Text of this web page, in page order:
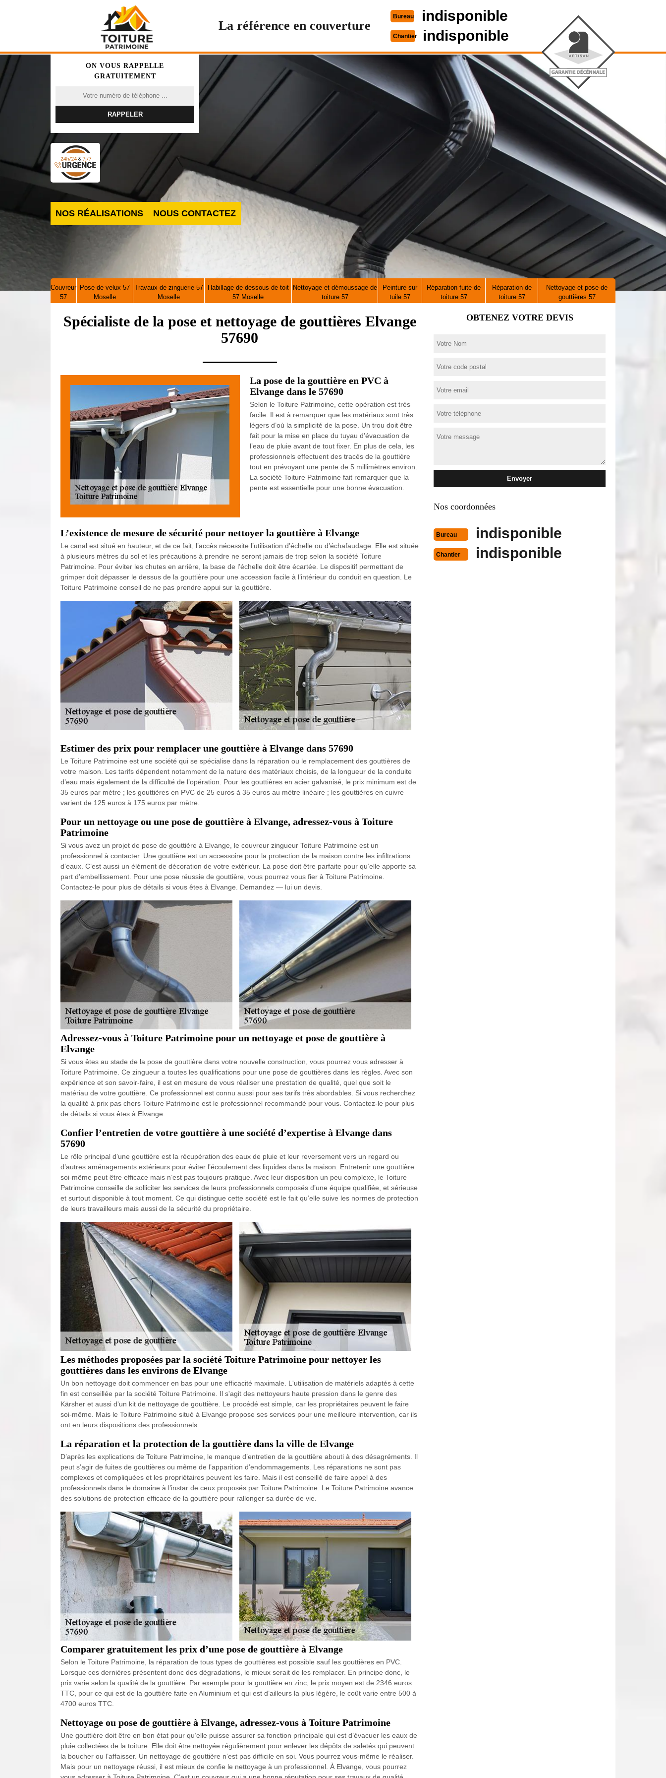
La référence en couverture
Bureau indisponible
Chantier indisponible
ON VOUS RAPPELLE
GRATUITEMENT
NOS RÉALISATIONS NOUS CONTACTEZ
Couvreur
57
Pose de velux 57
Moselle
Travaux de zinguerie 57
Moselle
Habillage de dessous de toit
57 Moselle
Nettoyage et démoussage de
toiture 57
Peinture sur
tuile 57
Réparation fuite de
toiture 57
Réparation de
toiture 57
Nettoyage et pose de
gouttières 57
Spécialiste de la pose et nettoyage de gouttières Elvange
57690
La pose de la gouttière en PVC à
Elvange dans le 57690
Selon le Toiture Patrimoine, cette opération est très
facile. Il est à remarquer que les matériaux sont très
légers d’où la simplicité de la pose. Un trou doit être
fait pour la mise en place du tuyau d’évacuation de
l’eau de pluie avant de tout fixer. En plus de cela, les
professionnels effectuent des tracés de la gouttière
tout en prévoyant une pente de 5 millimètres environ.
La société Toiture Patrimoine fait remarquer que la
pente est essentielle pour une bonne évacuation.
L’existence de mesure de sécurité pour nettoyer la gouttière à Elvange
Le canal est situé en hauteur, et de ce fait, l’accès nécessite l’utilisation d’échelle ou d’échafaudage. Elle est située
à plusieurs mètres du sol et les précautions à prendre ne seront jamais de trop selon la société Toiture
Patrimoine. Pour éviter les chutes en arrière, la base de l’échelle doit être écartée. Le dispositif permettant de
grimper doit dépasser le dessus de la gouttière pour une accession facile à l’intérieur du conduit en question. Le
Toiture Patrimoine conseil de ne pas prendre appui sur la gouttière.
Estimer des prix pour remplacer une gouttière à Elvange dans 57690
Le Toiture Patrimoine est une société qui se spécialise dans la réparation ou le remplacement des gouttières de
votre maison. Les tarifs dépendent notamment de la nature des matériaux choisis, de la longueur de la conduite
d’eau mais également de la difficulté de l’opération. Pour les gouttières en acier galvanisé, le prix minimum est de
35 euros par mètre ; les gouttières en PVC de 25 euros à 35 euros au mètre linéaire ; les gouttières en cuivre
varient de 125 euros à 175 euros par mètre.
Pour un nettoyage ou une pose de gouttière à Elvange, adressez-vous à Toiture
Patrimoine
Si vous avez un projet de pose de gouttière à Elvange, le couvreur zingueur Toiture Patrimoine est un
professionnel à contacter. Une gouttière est un accessoire pour la protection de la maison contre les infiltrations
d’eaux. C’est aussi un élément de décoration de votre extérieur. La pose doit être parfaite pour qu’elle apporte sa
part d’embellissement. Pour une pose réussie de gouttière, vous pourrez vous fier à Toiture Patrimoine.
Contactez-le pour plus de détails si vous êtes à Elvange. Demandez — lui un devis.
Adressez-vous à Toiture Patrimoine pour un nettoyage et pose de gouttière à
Elvange
Si vous êtes au stade de la pose de gouttière dans votre nouvelle construction, vous pourrez vous adresser à
Toiture Patrimoine. Ce zingueur a toutes les qualifications pour une pose de gouttières dans les règles. Avec son
expérience et son savoir-faire, il est en mesure de vous réaliser une prestation de qualité, quel que soit le
matériau de votre gouttière. Ce professionnel est connu aussi pour ses tarifs très abordables. Si vous recherchez
la qualité à prix pas chers Toiture Patrimoine est le professionnel recommandé pour vous. Contactez-le pour plus
de détails si vous êtes à Elvange.
Confier l’entretien de votre gouttière à une société d’expertise à Elvange dans
57690
Le rôle principal d’une gouttière est la récupération des eaux de pluie et leur reversement vers un regard ou
d’autres aménagements extérieurs pour éviter l’écoulement des liquides dans la maison. Entretenir une gouttière
soi-même peut être efficace mais n’est pas toujours pratique. Avec leur disposition un peu complexe, le Toiture
Patrimoine conseille de solliciter les services de leurs professionnels composés d’une équipe qualifiée, et sérieuse
et surtout disponible à tout moment. Ce qui distingue cette société est le fait qu’elle suive les normes de protection
de leurs travailleurs mais aussi de la sécurité du propriétaire.
Les méthodes proposées par la société Toiture Patrimoine pour nettoyer les
gouttières dans les environs de Elvange
Un bon nettoyage doit commencer en bas pour une efficacité maximale. L'utilisation de matériels adaptés à cette
fin est conseillée par la société Toiture Patrimoine. Il s'agit des nettoyeurs haute pression dans le genre des
Kärsher et aussi d'un kit de nettoyage de gouttière. Le procédé est simple, car les propriétaires peuvent le faire
soi-même. Mais le Toiture Patrimoine situé à Elvange propose ses services pour une meilleure intervention, car ils
ont en leurs dispositions des professionnels.
La réparation et la protection de la gouttière dans la ville de Elvange
D’après les explications de Toiture Patrimoine, le manque d’entretien de la gouttière abouti à des désagréments. Il
peut s’agir de fuites de gouttières ou même de l’apparition d’endommagements. Les réparations ne sont pas
complexes et compliquées et les propriétaires peuvent les faire. Mais il est conseillé de faire appel à des
professionnels dans le domaine à l’instar de ceux proposés par Toiture Patrimoine. Le Toiture Patrimoine avance
des solutions de protection efficace de la gouttière pour rallonger sa durée de vie.
Comparer gratuitement les prix d’une pose de gouttière à Elvange
Selon le Toiture Patrimoine, la réparation de tous types de gouttières est possible sauf les gouttières en PVC.
Lorsque ces dernières présentent donc des dégradations, le mieux serait de les remplacer. En principe donc, le
prix varie selon la qualité de la gouttière. Par exemple pour la gouttière en zinc, le prix moyen est de 2346 euros
TTC, pour ce qui est de la gouttière faite en Aluminium et qui est d’ailleurs la plus légère, le coût varie entre 500 à
4700 euros TTC.
Nettoyage ou pose de gouttière à Elvange, adressez-vous à Toiture Patrimoine
Une gouttière doit être en bon état pour qu’elle puisse assurer sa fonction principale qui est d’évacuer les eaux de
pluie collectées de la toiture. Elle doit être nettoyée régulièrement pour enlever les dépôts de saletés qui peuvent
la boucher ou l’affaisser. Un nettoyage de gouttière n’est pas difficile en soi. Vous pourrez vous-même le réaliser.
Mais pour un nettoyage réussi, il est mieux de confie le nettoyage à un professionnel. À Elvange, vous pourrez
OBTENEZ VOTRE DEVIS
Nos coordonnées
Bureau indisponible
Chantier indisponible